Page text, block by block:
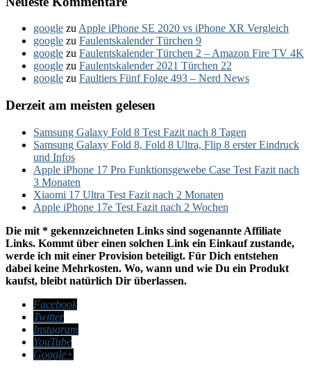
google zuApple iPhone SE 2020 vs iPhone XR Vergleich
google zu Faulentskalender Türchen 9
google zu Faulentskalender Türchen 2 – Amazon Fire TV 4K
google zu Faulentskalender 2021 Türchen 22
google zu Faultiers Fünf Folge 493 – Nerd News
Derzeit am meisten gelesen
Samsung Galaxy Fold 8 Test Fazit nach 8 Tagen
Samsung Galaxy Fold 8, Fold 8 Ultra, Flip 8 erster Eindruck
und Infos
Apple iPhone 17 Pro Funktionsgewebe Case Test Fazit nach
3 Monaten
Xiaomi 17 Ultra Test Fazit nach 2 Monaten
Apple iPhone 17e Test Fazit nach 2 Wochen
Die mit * gekennzeichneten Links sind sogenannte Affiliate
Links. Kommt über einen solchen Link ein Einkauf zustande,
werde ich mit einer Provision beteiligt. Für Dich entstehen
dabei keine Mehrkosten. Wo, wann und wie Du ein Produkt
kaufst, bleibt natürlich Dir überlassen.
Facebook
Twitter
Instagram
YouTube
Google+